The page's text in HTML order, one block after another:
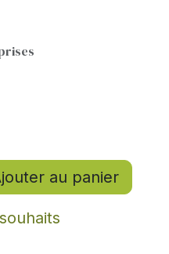
au panier